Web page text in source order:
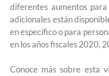
diferentes aumentos
adicionales están
en específico o para
en los años fiscales 2020,
Conoce más sobre esta